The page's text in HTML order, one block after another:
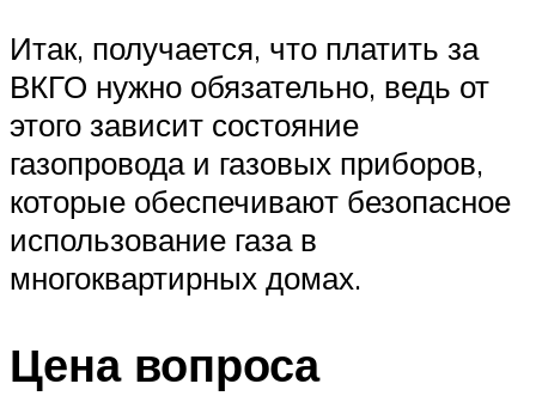
Итак, получается, что платить за
ВКГО нужно обязательно, ведь от
этого зависит состояние
газопровода и газовых приборов,
которые обеспечивают безопасное
использование газа в
многоквартирных домах.
Цена вопроса